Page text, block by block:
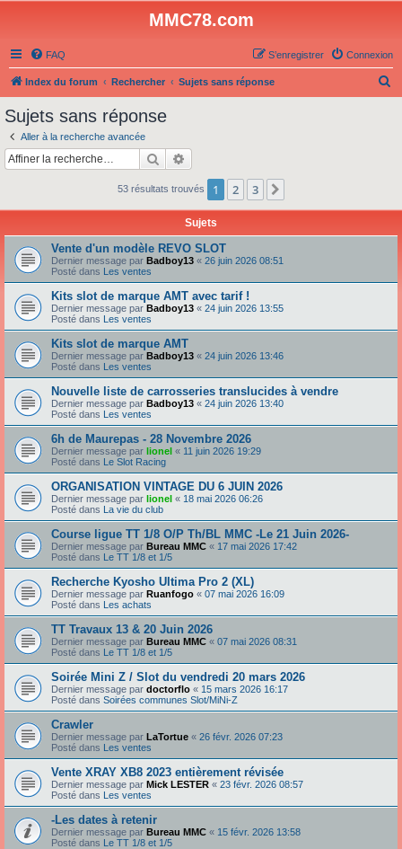
MMC78.com
FAQ Connexion
S’enregistrer
Index du forum Rechercher Sujets sans réponse
c
Sujets sans réponse
Aller à la recherche avancée
Rechercher
53 résultats trouvés 1 2 3
Sujets
Vente d'un modèle REVO SLOT
Dernier message par Badboy13 « 26 juin 2026 08:51
Posté dans Les ventes
Kits slot de marque AMT avec tarif !
Dernier message par Badboy13 « 24 juin 2026 13:55
Posté dans Les ventes
Kits slot de marque AMT
Dernier message par Badboy13 « 24 juin 2026 13:46
Posté dans Les ventes
Nouvelle liste de carrosseries translucides à vendre
Dernier message par Badboy13 « 24 juin 2026 13:40
Posté dans Les ventes
6h de Maurepas - 28 Novembre 2026
Dernier message par lionel « 11 juin 2026 19:29
Posté dans Le Slot Racing
ORGANISATION VINTAGE DU 6 JUIN 2026
Dernier message par lionel « 18 mai 2026 06:26
Posté dans La vie du club
Course ligue TT 1/8 O/P Th/BL MMC -Le 21 Juin 2026-
Dernier message par Bureau MMC « 17 mai 2026 17:42
Posté dans Le TT 1/8 et 1/5
Recherche Kyosho Ultima Pro 2 (XL)
Dernier message par Ruanfogo « 07 mai 2026 16:09
Posté dans Les achats
TT Travaux 13 & 20 Juin 2026
Dernier message par Bureau MMC « 07 mai 2026 08:31
Posté dans Le TT 1/8 et 1/5
Soirée Mini Z / Slot du vendredi 20 mars 2026
Dernier message par doctorflo « 15 mars 2026 16:17
Posté dans Soirées communes Slot/MiNi-Z
Crawler
Dernier message par LaTortue « 26 févr. 2026 07:23
Posté dans Les ventes
Vente XRAY XB8 2023 entièrement révisée
Dernier message par Mick LESTER « 23 févr. 2026 08:57
Posté dans Les ventes
-Les dates à retenir
Dernier message par Bureau MMC « 15 févr. 2026 13:58
Posté dans Le TT 1/8 et 1/5